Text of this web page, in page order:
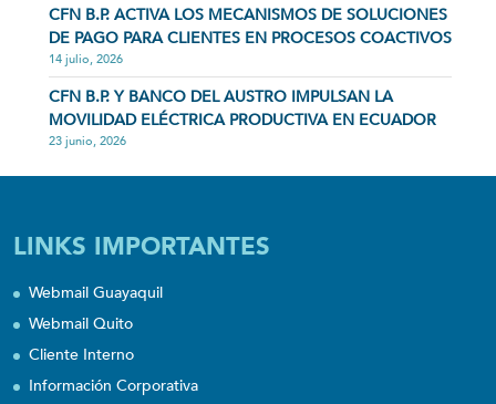
CFN B.P. ACTIVA LOS MECANISMOS DE SOLUCIONES
DE PAGO PARA CLIENTES EN PROCESOS COACTIVOS
14 julio, 2026
CFN B.P. Y BANCO DEL AUSTRO IMPULSAN LA
MOVILIDAD ELÉCTRICA PRODUCTIVA EN ECUADOR
23 junio, 2026
LINKS IMPORTANTES
Webmail Guayaquil
Webmail Quito
Cliente Interno
Información Corporativa